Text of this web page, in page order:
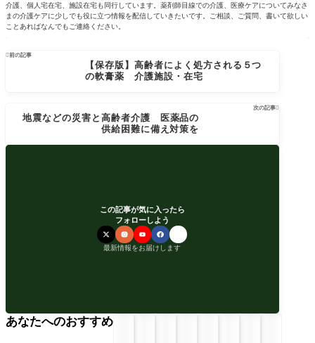
介護、個人宅在宅、施設在宅も同行しています。薬剤師目線での介護、医療ケアについてみなさ
まの介護ケアに少しでも役に立つ情報を配信していきたいです。ご相談、ご質問、書いて欲しい
ことあればなんでもご連絡ください。
前の記事
【保存版】高齢者によく処方される５つ
の軟膏薬 介護施設・在宅
次の記事
地震などの災害と高齢者介護 医薬品の
供給困難に備え対策を
この記事が気に入ったら
フォローしよう
最新情報をお届けします
あなたへのおすすめ